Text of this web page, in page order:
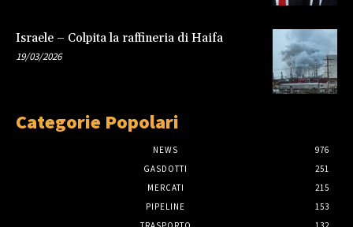
Israele – Colpita la raffineria di Haifa
19/03/2026
Categorie Popolari
NEWS
976
GASDOTTI
251
MERCATI
215
PIPELINE
153